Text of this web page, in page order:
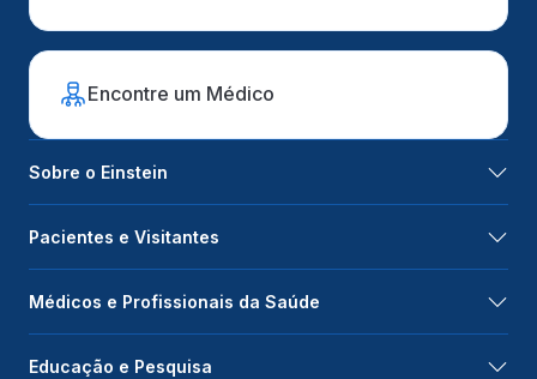
Encontre um Médico
Sobre o Einstein
Pacientes e Visitantes
Médicos e Profissionais da Saúde
Educação e Pesquisa